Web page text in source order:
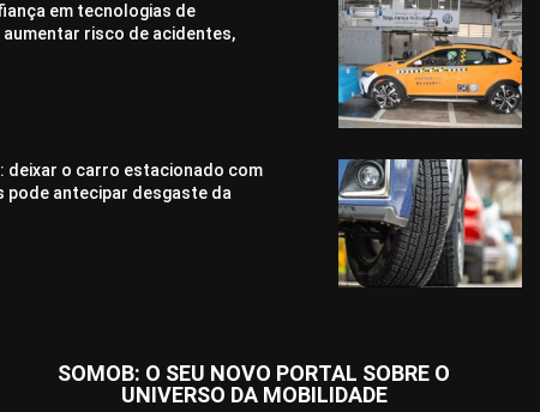
em tecnologias de
risco de acidentes,
deixar o carro estacionado com
pode antecipar desgaste da
SOMOB: O SEU NOVO PORTAL SOBRE O
UNIVERSO DA MOBILIDADE